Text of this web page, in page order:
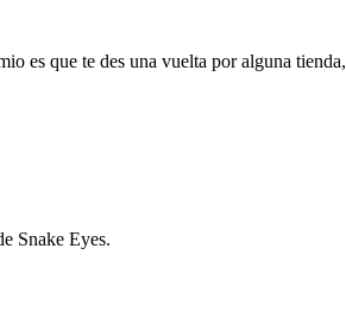
es que te des una vuelta por alguna tienda,
Snake Eyes.